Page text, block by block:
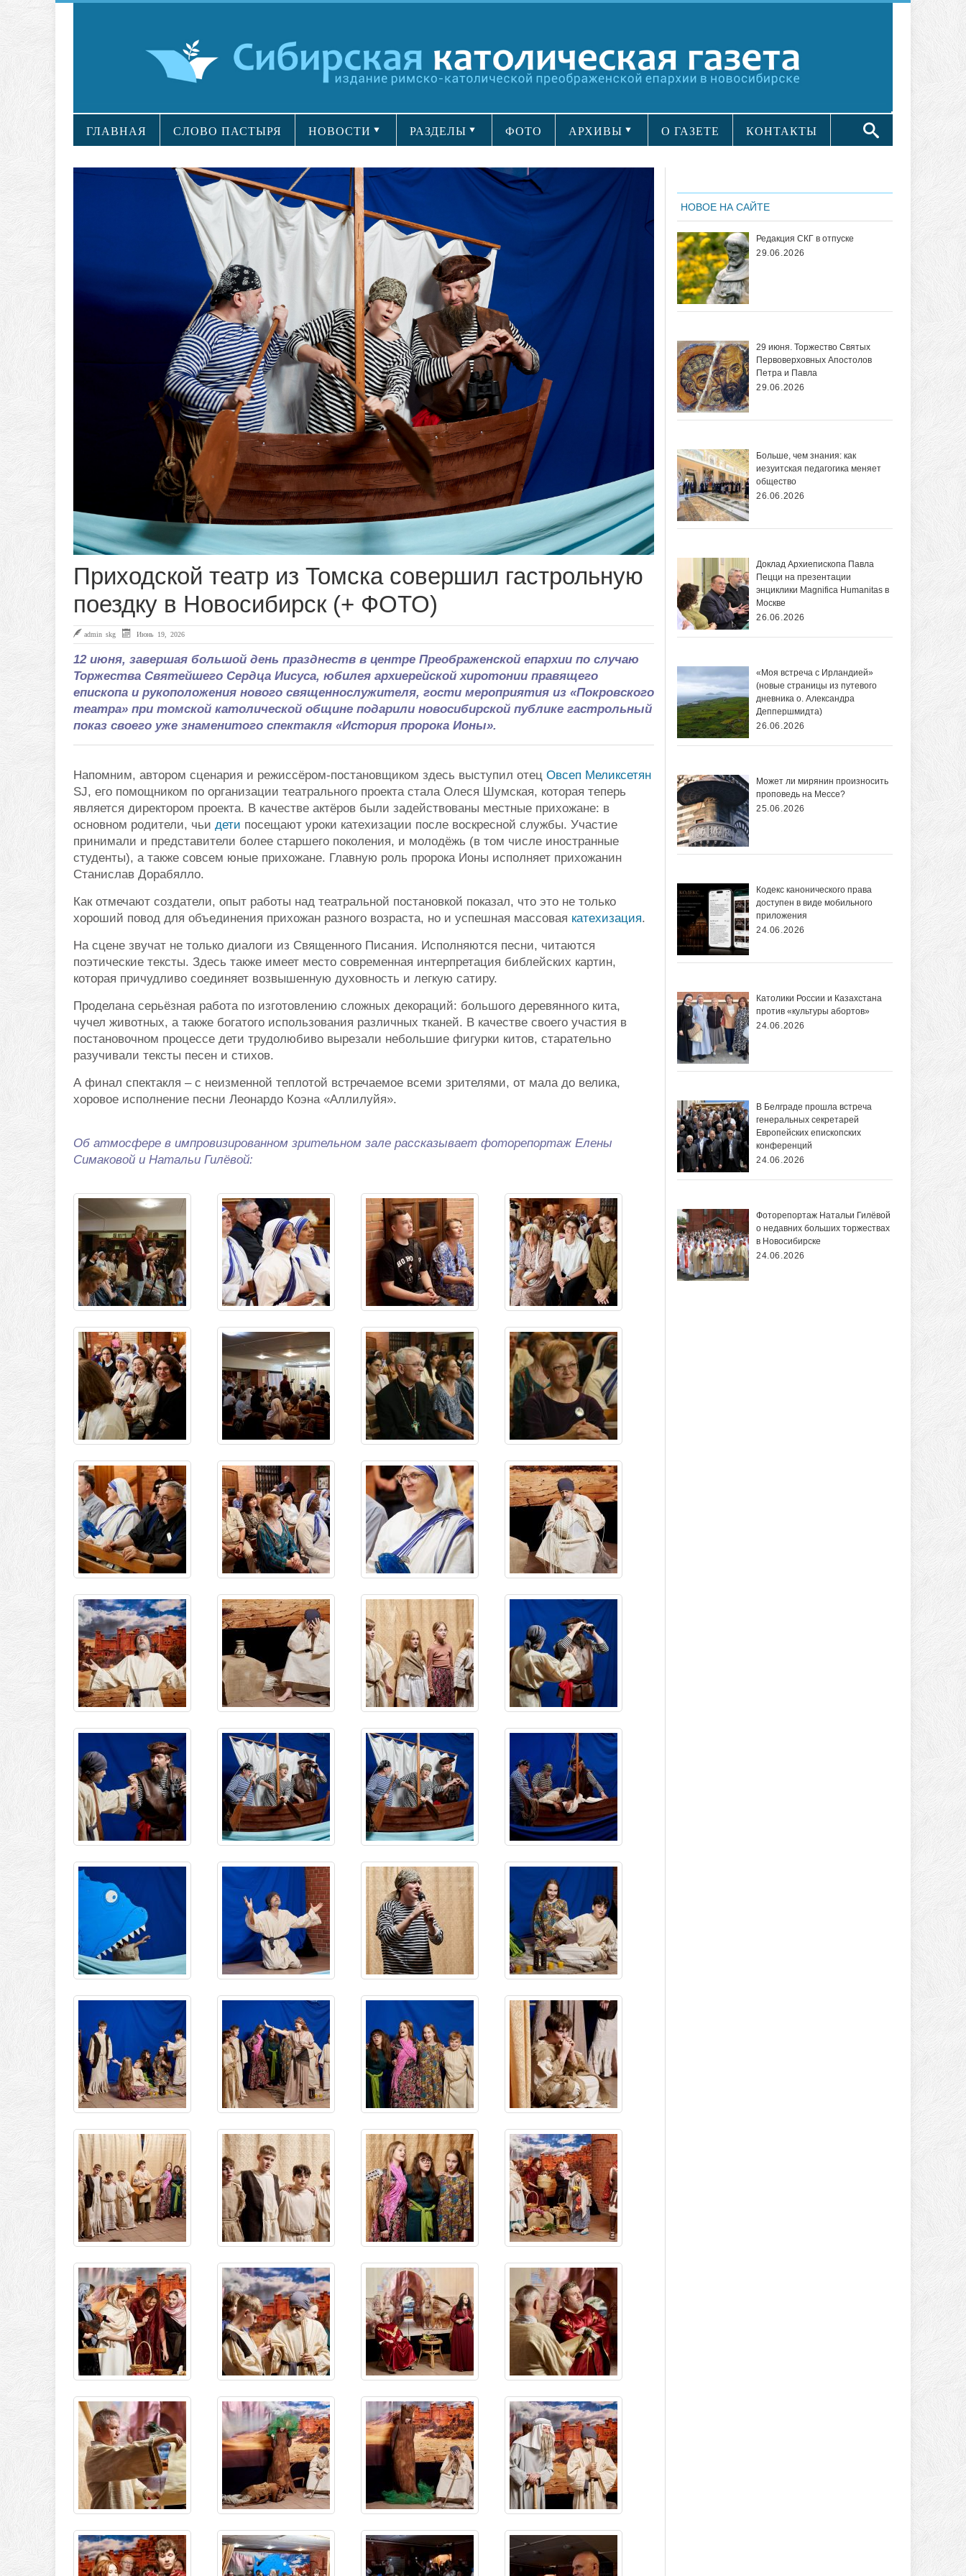
ГЛАВНАЯ СЛОВО ПАСТЫРЯ НОВОСТИ РАЗДЕЛЫ ФОТО АРХИВЫ О ГАЗЕТЕ КОНТАКТЫ
Приходской театр из Томска совершил гастрольную
поездку в Новосибирск (+ ФОТО)
admin skg Июнь 19, 2026
12 июня, завершая большой день празднеств в центре Преображенской епархии по случаю
Торжества Святейшего Сердца Иисуса, юбилея архиерейской хиротонии правящего
епископа и рукоположения нового священнослужителя, гости мероприятия из «Покровского
театра» при томской католической общине подарили новосибирской публике гастрольный
показ своего уже знаменитого спектакля «История пророка Ионы».
Напомним, автором сценария и режиссёром-постановщиком здесь выступил отец Овсеп Меликсетян
SJ, его помощником по организации театрального проекта стала Олеся Шумская, которая теперь
является директором проекта. В качестве актёров были задействованы местные прихожане: в
основном родители, чьи дети посещают уроки катехизации после воскресной службы. Участие
принимали и представители более старшего поколения, и молодёжь (в том числе иностранные
студенты), а также совсем юные прихожане. Главную роль пророка Ионы исполняет прихожанин
Станислав Дорабялло.
Как отмечают создатели, опыт работы над театральной постановкой показал, что это не только
хороший повод для объединения прихожан разного возраста, но и успешная массовая катехизация.
На сцене звучат не только диалоги из Священного Писания. Исполняются песни, читаются
поэтические тексты. Здесь также имеет место современная интерпретация библейских картин,
которая причудливо соединяет возвышенную духовность и легкую сатиру.
Проделана серьёзная работа по изготовлению сложных декораций: большого деревянного кита,
чучел животных, а также богатого использования различных тканей. В качестве своего участия в
постановочном процессе дети трудолюбиво вырезали небольшие фигурки китов, старательно
разучивали тексты песен и стихов.
А финал спектакля – с неизменной теплотой встречаемое всеми зрителями, от мала до велика,
хоровое исполнение песни Леонардо Коэна «Аллилуйя».
Об атмосфере в импровизированном зрительном зале рассказывает фоторепортаж Елены
Симаковой и Натальи Гилёвой:
НОВОЕ НА САЙТЕ
Редакция СКГ в отпуске
29.06.2026
29 июня. Торжество Святых
Первоверховных Апостолов
Петра и Павла
29.06.2026
Больше, чем знания: как
иезуитская педагогика меняет
общество
26.06.2026
Доклад Архиепископа Павла
Пецци на презентации
энциклики Magnifica Нumanitas в
Москве
26.06.2026
«Моя встреча с Ирландией»
(новые страницы из путевого
дневника о. Александра
Деппершмидта)
26.06.2026
Может ли мирянин произносить
проповедь на Мессе?
25.06.2026
Кодекс канонического права
доступен в виде мобильного
приложения
24.06.2026
Католики России и Казахстана
против «культуры абортов»
24.06.2026
В Белграде прошла встреча
генеральных секретарей
Европейских епископских
конференций
24.06.2026
Фоторепортаж Натальи Гилёвой
о недавних больших торжествах
в Новосибирске
24.06.2026